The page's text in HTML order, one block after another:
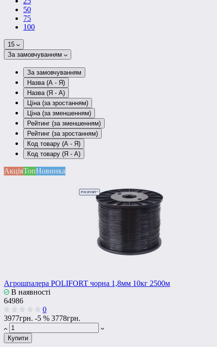
50
75
100
15
За замовчуванням
За замовчуванням
Назва (А - Я)
Назва (Я - А)
Ціна (за зростанням)
Ціна (за зменшенням)
Рейтинг (за зменшенням)
Рейтинг (за зростанням)
Код товару (А - Я)
Код товару (Я - А)
АкціяТопНовинка
Агрошпалера POLIFORT чорна 1,8мм 10кг 2500м
В наявності
64986
0
3977грн. -5 % 3778грн.
Купити